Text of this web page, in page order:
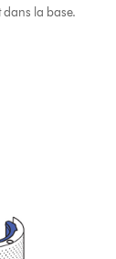
dans la base.